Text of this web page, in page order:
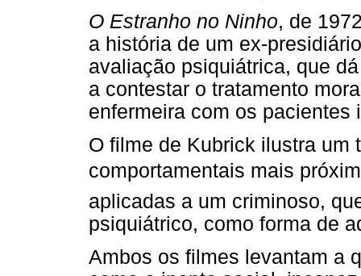
O Estranho no Ninho, de
a história de um ex-
avaliação psiquiátrica, que
a contestar o tratamento
enfermeira com os pacientes
O filme de Kubrick ilustra um
comportamentais mais
aplicadas a um criminoso,
psiquiátrico, como forma de
Ambos os filmes levantam a